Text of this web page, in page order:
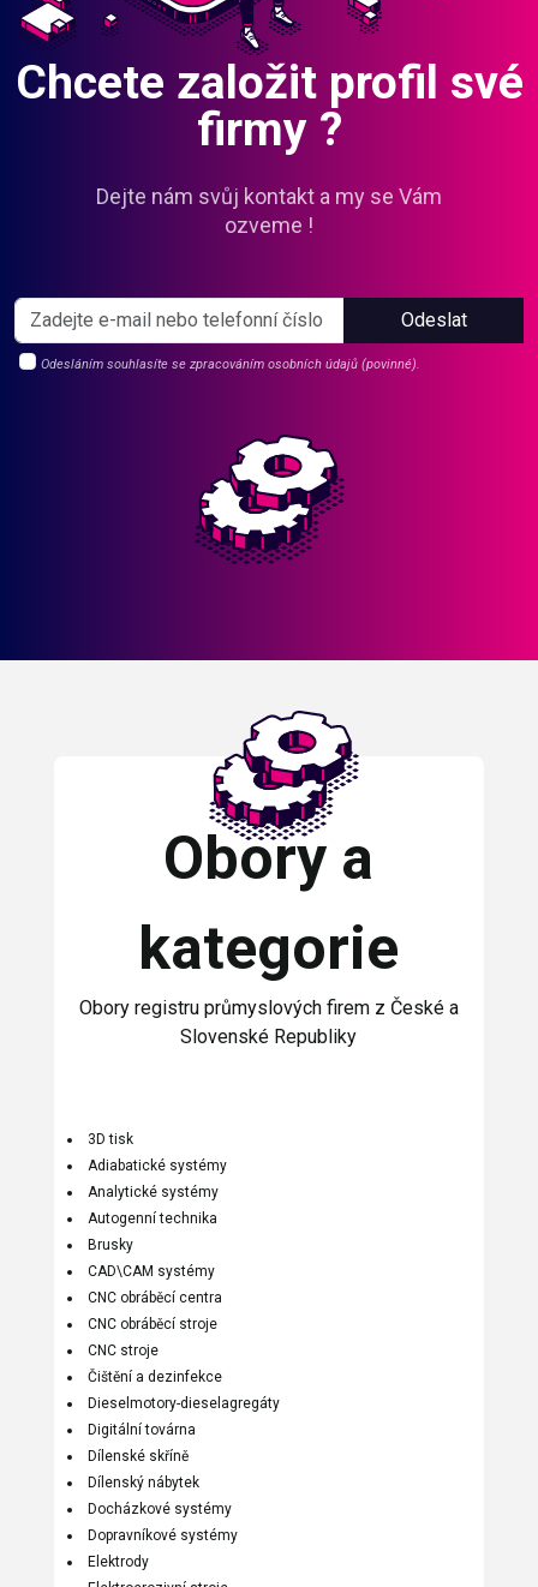
Chcete založit profil své
firmy ?
Dejte nám svůj kontakt a my se Vám
ozveme !
Odeslat
Odesláním souhlasíte se zpracováním osobních údajů (povinné).
Obory a
kategorie
Obory registru průmyslových firem z České a
Slovenské Republiky
3D tisk
Adiabatické systémy
Analytické systémy
Autogenní technika
Brusky
CAD\CAM systémy
CNC obráběcí centra
CNC obráběcí stroje
CNC stroje
Čištění a dezinfekce
Dieselmotory-dieselagregáty
Digitální továrna
Dílenské skříně
Dílenský nábytek
Docházkové systémy
Dopravníkové systémy
Elektrody